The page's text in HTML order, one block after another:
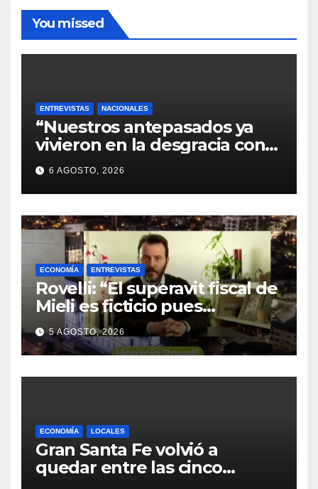
You missed
ENTREVISTAS NACIONALES
“Nuestros antepasados ya
vivieron en la desgracia con
la Forestal algo que quizás se
repita”
6 AGOSTO, 2026
ECONOMÍA ENTREVISTAS
Rovelli: “El superavit fiscal de
Mieli es ficticio pues
debemos 480 mil millones de
dólares”
5 AGOSTO, 2026
ECONOMÍA LOCALES
Gran Santa Fe volvió a
quedar entre las cinco